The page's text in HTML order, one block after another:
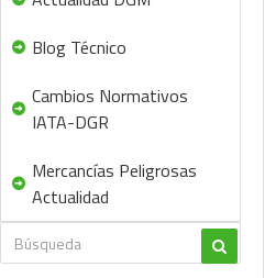
Blog Técnico
Cambios Normativos
IATA-DGR
Mercancías Peligrosas
Actualidad